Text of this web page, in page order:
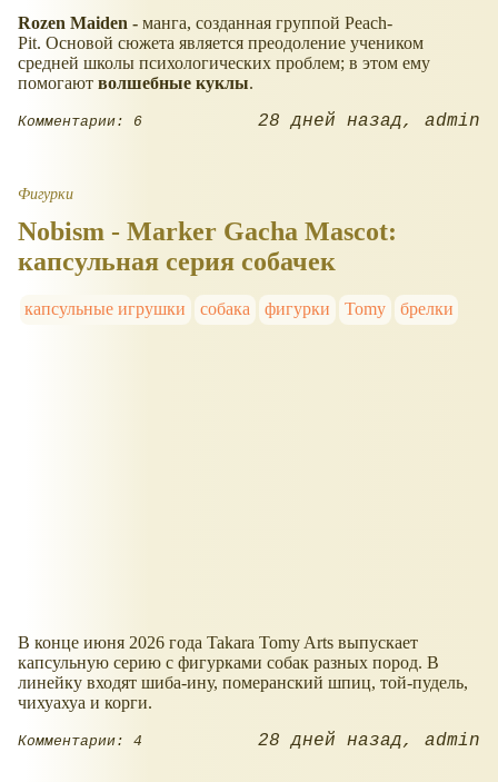
Rozen Maiden - манга, созданная группой Peach-
Pit. Основой сюжета является преодоление учеником
средней школы психологических проблем; в этом ему
помогают волшебные куклы.
Комментарии: 6 28 дней назад admin
Фигурки
Nobism - Marker Gacha Mascot:
капсульная серия собачек
капсульные игрушки собака фигурки Tomy брелки
В конце июня 2026 года Takara Tomy Arts выпускает
капсульную серию с фигурками собак разных пород. В
линейку входят шиба-ину, померанский шпиц, той-пудель,
чихуахуа и корги.
Комментарии: 4 28 дней назад admin